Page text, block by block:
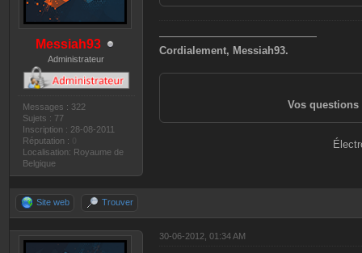
Messiah93
Administrateur
Messages : 322
Sujets : 77
Inscription : 28-08-2011
Réputation :
Localisation: Royaume de
Belgique
———————————————
Cordialement, Messiah93.
Vos questions
Site web Trouver
30-06-2012, 01:34 AM